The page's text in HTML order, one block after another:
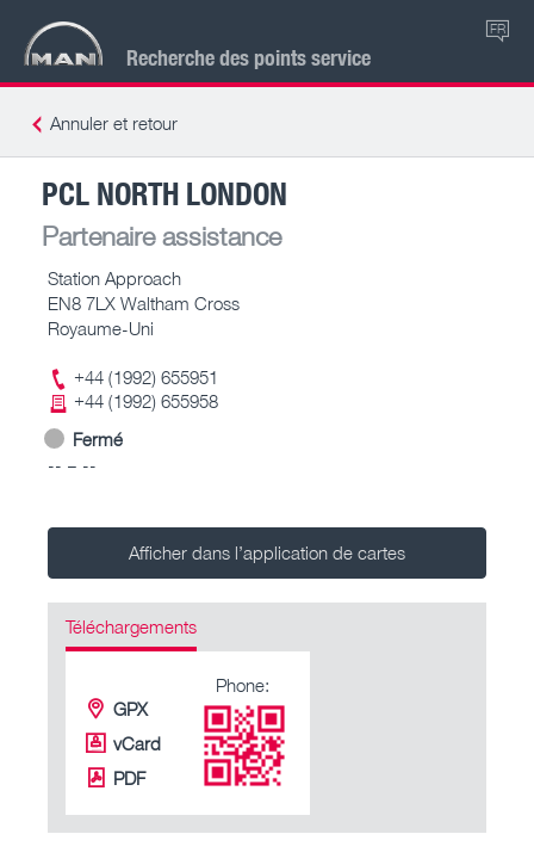
Recherche des points service
FR
Annuler et retour
PCL NORTH LONDON
Partenaire assistance
Station Approach
EN8 7LX Waltham Cross
Royaume-Uni
+44 (1992) 655951
+44 (1992) 655958
Fermé
-- – --
Afficher dans l’application de cartes
Téléchargements
GPX
vCard
PDF
Phone: